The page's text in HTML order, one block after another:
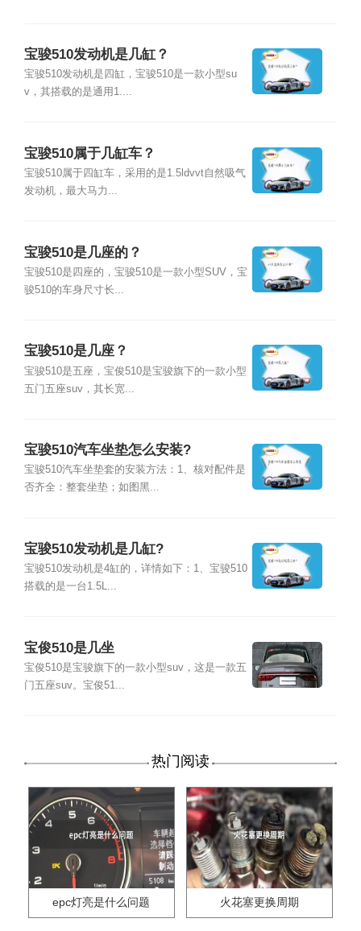
宝骏510发动机是几缸？
宝骏510发动机是四缸，宝骏510是一款小型su
v，其搭载的是通用1....
宝骏510属于几缸车？
宝骏510属于四缸车，采用的是1.5ldvvt自然吸气
发动机，最大马力...
宝骏510是几座的？
宝骏510是四座的，宝骏510是一款小型SUV，宝
骏510的车身尺寸长...
宝骏510是几座？
宝骏510是五座，宝俊510是宝骏旗下的一款小型
五门五座suv，其长宽...
宝骏510汽车坐垫怎么安装?
宝骏510汽车坐垫套的安装方法：1、核对配件是
否齐全：整套坐垫；如图黑...
宝骏510发动机是几缸?
宝骏510发动机是4缸的，详情如下：1、宝骏510
搭载的是一台1.5L...
宝俊510是几坐
宝俊510是宝骏旗下的一款小型suv，这是一款五
门五座suv。宝俊51...
热门阅读
epc灯亮是什么问题 火花塞更换周期